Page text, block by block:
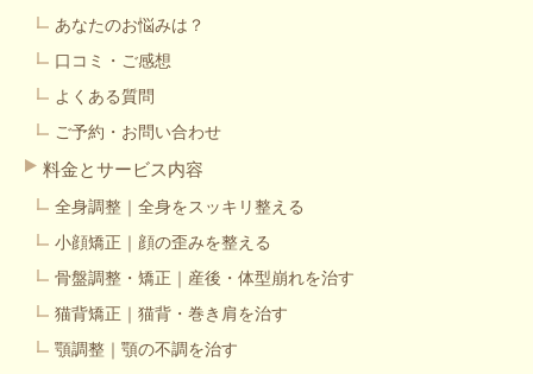
あなたのお悩みは？
口コミ・ご感想
よくある質問
ご予約・お問い合わせ
料金とサービス内容
全身調整｜全身をスッキリ整える
小顔矯正｜顔の歪みを整える
骨盤調整・矯正｜産後・体型崩れを治す
猫背矯正｜猫背・巻き肩を治す
顎調整｜顎の不調を治す